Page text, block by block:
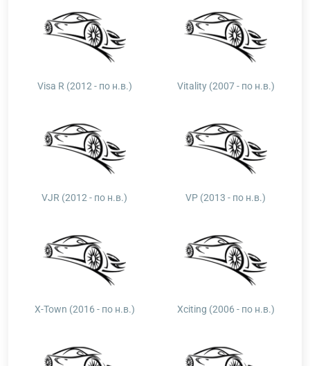
Visa R (2012 - по н.в.) Vitality (2007 - по н.в.)
VJR (2012 - по н.в.) VP (2013 - по н.в.)
X-Town (2016 - по н.в.) Xciting (2006 - по н.в.)